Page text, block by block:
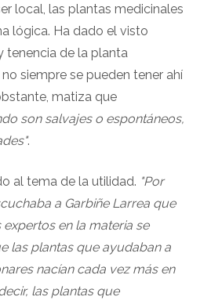
local, las plantas medicinales
lógica. Ha dado el visto
tenencia de la planta
siempre se pueden tener ahí
matiza que
son salvajes o espontáneos,
.
al tema de la utilidad. "Por
a Garbiñe Larrea que
en la materia se
las plantas que ayudaban a
nacían cada vez más en
las plantas que